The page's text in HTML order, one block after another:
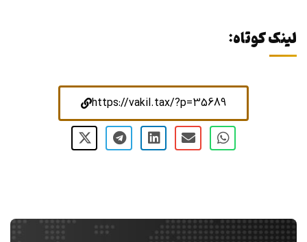
لینک کوتاه:
https://vakil.tax/?p=35689